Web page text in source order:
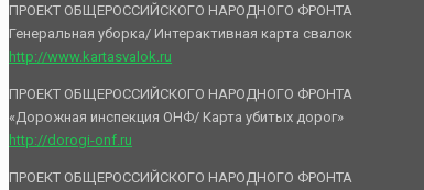
ПРОЕКТ ОБЩЕРОССИЙСКОГО НАРОДНОГО ФРОНТА
Генеральная уборка/ Интерактивная карта свалок
http://www.kartasvalok.ru
ПРОЕКТ ОБЩЕРОССИЙСКОГО НАРОДНОГО ФРОНТА
«Дорожная инспекция ОНФ/ Карта убитых дорог»
http://dorogi-onf.ru
ПРОЕКТ ОБЩЕРОССИЙСКОГО НАРОДНОГО ФРОНТА